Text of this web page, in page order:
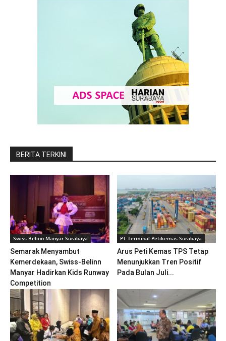
BERITA TERKINI
Swiss-Belinn Manyar Surabaya
Semarak Menyambut
Kemerdekaan, Swiss-Belinn
Manyar Hadirkan Kids Runway
Competition
PT Terminal Petikemas Surabaya
Arus Peti Kemas TPS Tetap
Menunjukkan Tren Positif
Pada Bulan Juli...